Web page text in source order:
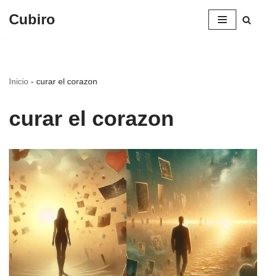
Cubiro
Inicio - curar el corazon
curar el corazon